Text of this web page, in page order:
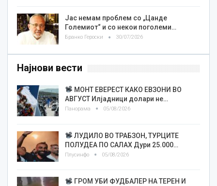
Јас немам проблем со „Цанде
Големиот“ и со некои поголеми…
Бранко Героски 30/07/2026
Најнови вести
МОНТ ЕВЕРЕСТ КАКО ЕВЗОНИ ВО
АВГУСТ Илјадници долари не…
Панорама 05/08/2026
ЛУДИЛО ВО ТРАБЗОН, ТУРЦИТЕ
ПОЛУДЕА ПО САЛАХ Дури 25.000…
Плусинфо 05/08/2026
ГРОМ УБИ ФУДБАЛЕР НА ТЕРЕН И